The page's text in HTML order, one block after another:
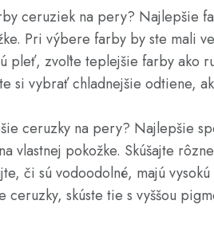
ceruziek na pery? Najlepšie
Pri výbere farby by ste mali
pleť, zvoľte teplejšie farby ako
si vybrať chladnejšie odtiene,
ceruzky na pery? Najlepšie
vlastnej pokožke. Skúšajte
či sú vodoodolné, majú
ceruzky, skúste tie s vyššou